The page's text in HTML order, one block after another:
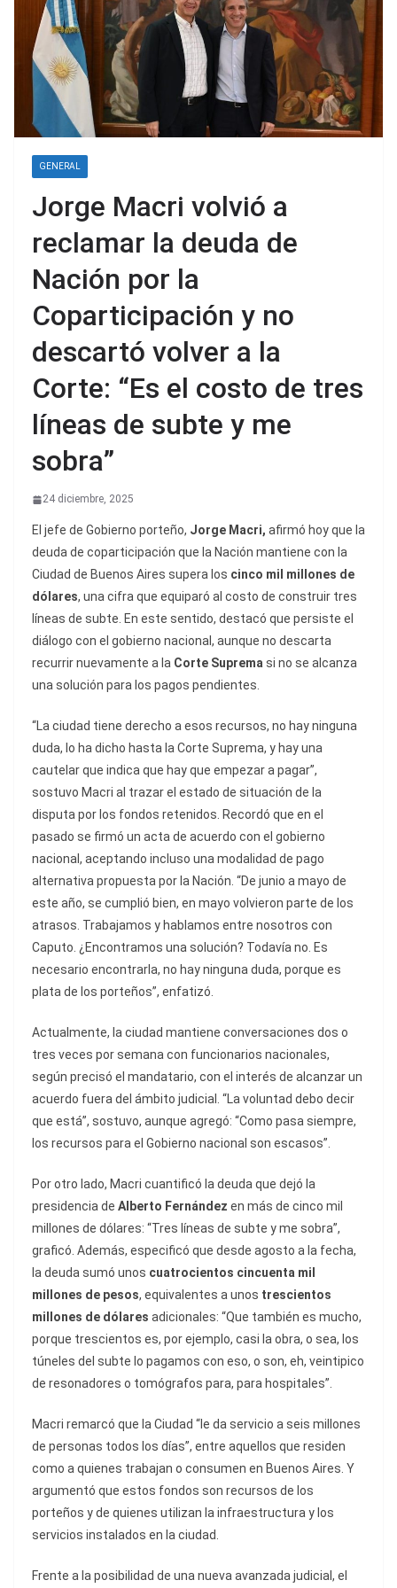
GENERAL
Jorge Macri volvió a
reclamar la deuda de
Nación por la
Coparticipación y no
descartó volver a la
Corte: “Es el costo de tres
líneas de subte y me
sobra”
24 diciembre, 2025
El jefe de Gobierno porteño, Jorge Macri, afirmó hoy que la
deuda de coparticipación que la Nación mantiene con la
Ciudad de Buenos Aires supera los cinco mil millones de
dólares, una cifra que equiparó al costo de construir tres
líneas de subte. En este sentido, destacó que persiste el
diálogo con el gobierno nacional, aunque no descarta
recurrir nuevamente a la Corte Supremasi no se alcanza
una solución para los pagos pendientes.
“La ciudad tiene derecho a esos recursos, no hay ninguna
duda, lo ha dicho hasta la Corte Suprema, y hay una
cautelar que indica que hay que empezar a pagar”,
sostuvo Macri al trazar el estado de situación de la
disputa por los fondos retenidos. Recordó que en el
pasado se firmó un acta de acuerdo con el gobierno
nacional, aceptando incluso una modalidad de pago
alternativa propuesta por la Nación. “De junio a mayo de
este año, se cumplió bien, en mayo volvieron parte de los
atrasos. Trabajamos y hablamos entre nosotros con
Caputo. ¿Encontramos una solución? Todavía no. Es
necesario encontrarla, no hay ninguna duda, porque es
plata de los porteños”, enfatizó.
Actualmente, la ciudad mantiene conversaciones dos o
tres veces por semana con funcionarios nacionales,
según precisó el mandatario, con el interés de alcanzar un
acuerdo fuera del ámbito judicial. “La voluntad debo decir
que está”, sostuvo, aunque agregó: “Como pasa siempre,
los recursos para el Gobierno nacional son escasos”.
Por otro lado, Macri cuantificó la deuda que dejó la
presidencia de Alberto Fernández en más de cinco mil
millones de dólares: “Tres líneas de subte y me sobra”,
graficó. Además, especificó que desde agosto a la fecha,
la deuda sumó unos cuatrocientos cincuenta mil
millones de pesos, equivalentes a unos trescientos
millones de dólares adicionales: “Que también es mucho,
porque trescientos es, por ejemplo, casi la obra, o sea, los
túneles del subte lo pagamos con eso, o son, eh, veintipico
de resonadores o tomógrafos para, para hospitales”.
Macri remarcó que la Ciudad “le da servicio a seis millones
de personas todos los días”, entre aquellos que residen
como a quienes trabajan o consumen en Buenos Aires. Y
argumentó que estos fondos son recursos de los
porteños y de quienes utilizan la infraestructura y los
servicios instalados en la ciudad.
Frente a la posibilidad de una nueva avanzada judicial, el